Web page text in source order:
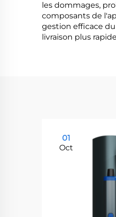
les dommages,
composants de
gestion efficace
livraison plus
01
Oct